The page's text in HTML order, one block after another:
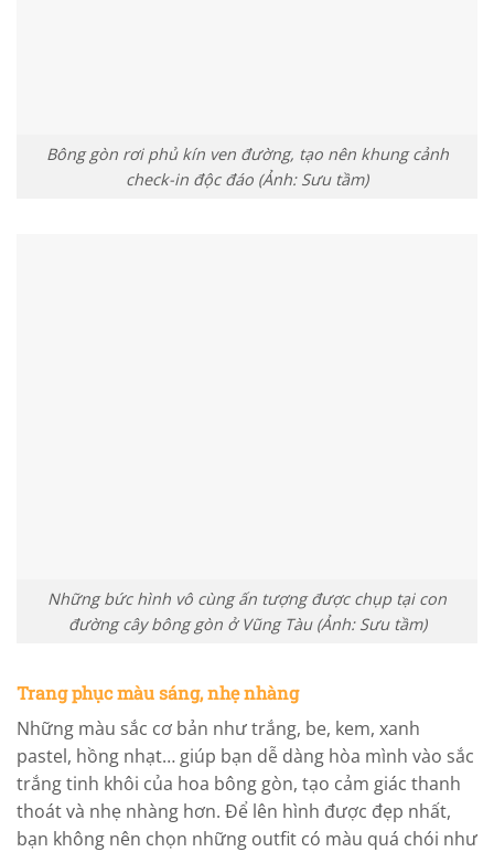
Bông gòn rơi phủ kín ven đường, tạo nên khung cảnh
check-in độc đáo (Ảnh: Sưu tầm)
Những bức hình vô cùng ấn tượng được chụp tại con
đường cây bông gòn ở Vũng Tàu (Ảnh: Sưu tầm)
Trang phục màu sáng, nhẹ nhàng
Những màu sắc cơ bản như trắng, be, kem, xanh
pastel, hồng nhạt… giúp bạn dễ dàng hòa mình vào sắc
trắng tinh khôi của hoa bông gòn, tạo cảm giác thanh
thoát và nhẹ nhàng hơn. Để lên hình được đẹp nhất,
bạn không nên chọn những outfit có màu quá chói như